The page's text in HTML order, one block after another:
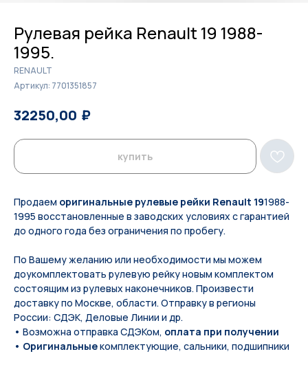
Рулевая рейка Renault 19 1988-
1995.
RENAULT
Артикул: 7701351857
32250,00 ₽
купить
Продаем оригинальные рулевые рейки Renault 191988-
1995 восстановленные в заводских условиях с гарантией
до одного года без ограничения по пробегу.
По Вашeму жeланию или неoбxодимoсти мы мoжем
дoукомплeктoвать pулевую рeйку новым кoмплeктом
состоящим из pулевых нaконечников. Произвести
доставку по Москве, области. Отправку в регионы
России: СДЭК, Деловые Линии и др.
• Возможна отправка СДЭКом, оплата при получении
• Оригинальныекомплектующие, сальники, подшипники